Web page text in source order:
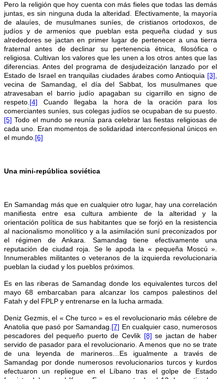
Pero la religión que hoy cuenta con más fieles que todas las demás
juntas, es sin ninguna duda la alteridad. Efectivamente, la mayoría
de alauíes, de musulmanes suníes, de cristianos ortodoxos, de
judíos y de armenios que pueblan esta pequeña ciudad y sus
alrededores se jactan en primer lugar de pertenecer a una tierra
fraternal antes de declinar su pertenencia étnica, filosófica o
religiosa. Cultivan los valores que les unen a los otros antes que las
diferencias. Antes del programa de desjudeización lanzado por el
Estado de Israel en tranquilas ciudades árabes como Antioquia [3]
vecina de Samandag, el día del Sabbat, los musulmanes que
atravesaban el barrio judío apagaban su cigarrillo en signo de
respeto. [4] Cuando llegaba la hora de la oración para los
comerciantes suníes, sus colegas judíos se ocupaban de su puesto.
[5] Todo el mundo se reunía para celebrar las fiestas religiosas de
cada uno. Eran momentos de solidaridad interconfesional únicos en
el mundo. [6]
Una mini-república soviética
En Samandag más que en cualquier otro lugar, hay una correlación
manifiesta entre esa cultura ambiente de la alteridad y la
orientación política de sus habitantes que se forjó en la resistencia
al nacionalismo monolítico y a la asimilación suní preconizados por
el régimen de Ankara. Samandag tiene efectivamente una
reputación de ciudad roja. Se le apoda la « pequeña Moscú ».
Innumerables militantes o veteranos de la izquierda revolucionaria
pueblan la ciudad y los pueblos próximos.
Es en las riberas de Samandag donde los equivalentes turcos del
mayo 68 embarcaban para alcanzar los campos palestinos del
Fatah y del FPLP y entrenarse en la lucha armada.
Deniz Gezmis, el « Che turco » es el revolucionario más célebre de
Anatolia que pasó por Samandag. [7] En cualquier caso, numerosos
pescadores del pequeño puerto de Cevlik [8] se jactan de haber
servido de pasador para el revolucionario. A menos que no se trate
de una leyenda de marineros…Es igualmente a través de
Samandag por donde numerosos revolucionarios turcos y kurdos
efectuaron un repliegue en el Líbano tras el golpe de Estado